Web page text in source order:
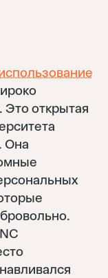
Это открытая
Она